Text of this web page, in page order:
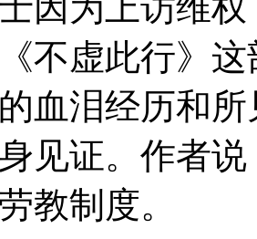
因为上访维
不虚此行》
血泪经历和
见证。作者
教制度。